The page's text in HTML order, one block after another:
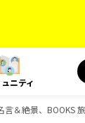
ニティ
＆絶景、BOOKS